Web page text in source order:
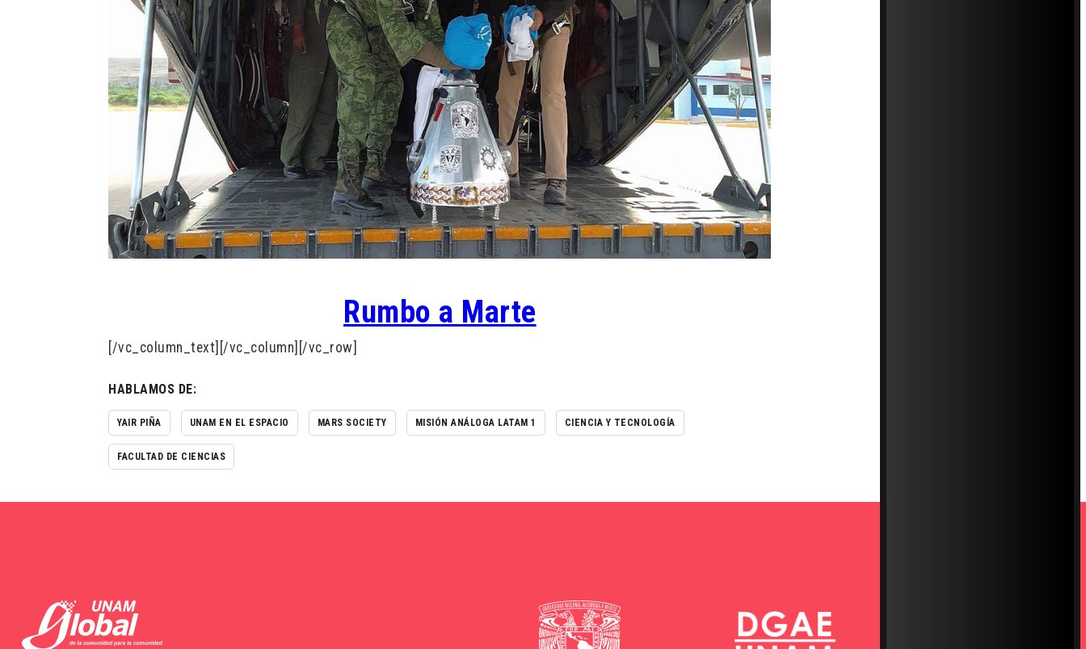
Rumbo a Marte
[/vc_column_text][/vc_column][/vc_row]
HABLAMOS DE:
YAIR PIÑA UNAM EN EL ESPACIO MARS SOCIETY MISIÓN ANÁLOGA LATAM 1 CIENCIA Y TECNOLOGÍA
FACULTAD DE CIENCIAS